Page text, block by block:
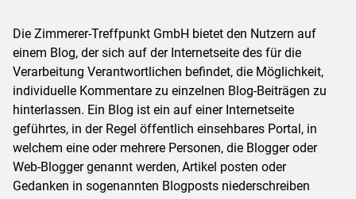
Die Zimmerer-Treffpunkt GmbH bietet den Nutzern auf
einem Blog, der sich auf der Internetseite des für die
Verarbeitung Verantwortlichen befindet, die Möglichkeit,
individuelle Kommentare zu einzelnen Blog-Beiträgen zu
hinterlassen. Ein Blog ist ein auf einer Internetseite
geführtes, in der Regel öffentlich einsehbares Portal, in
welchem eine oder mehrere Personen, die Blogger oder
Web-Blogger genannt werden, Artikel posten oder
Gedanken in sogenannten Blogposts niederschreiben